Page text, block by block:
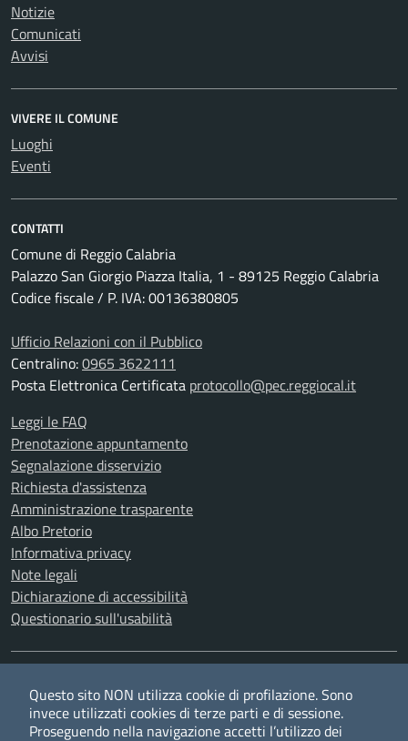
Notizie
Comunicati
Avvisi
VIVERE IL COMUNE
Luoghi
Eventi
CONTATTI
Comune di Reggio Calabria
Palazzo San Giorgio Piazza Italia, 1 - 89125 Reggio Calabria
Codice fiscale / P. IVA: 00136380805
Ufficio Relazioni con il Pubblico
Centralino:0965 3622111
Posta Elettronica Certificata protocollo@pec.reggiocal.it
Leggi le FAQ
Prenotazione appuntamento
Segnalazione disservizio
Richiesta d'assistenza
Amministrazione trasparente
Albo Pretorio
Informativa privacy
Note legali
Dichiarazione di accessibilità
Questionario sull'usabilità
TwitterFacebookYouTubeRSS
Questo sito NON utilizza cookie di profilazione. Sono
invece utilizzati cookies di terze parti e di sessione.
Proseguendo nella navigazione accetti l’utilizzo dei